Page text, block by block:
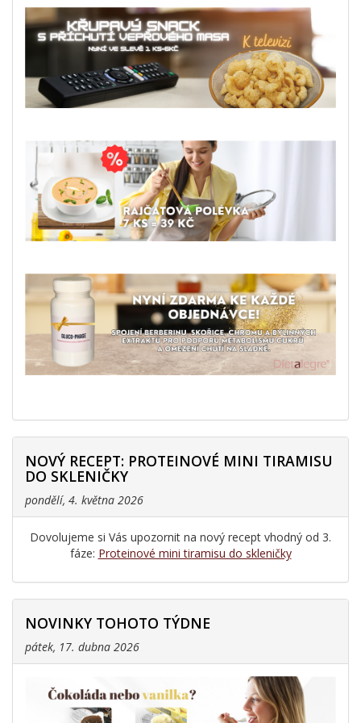
NOVÝ RECEPT: PROTEINOVÉ MINI TIRAMISU
DO SKLENIČKY
pondělí, 4. května 2026
Dovolujeme si Vás upozornit na nový recept vhodný od 3.
fáze: Proteinové mini tiramisu do skleničky
NOVINKY TOHOTO TÝDNE
pátek, 17. dubna 2026